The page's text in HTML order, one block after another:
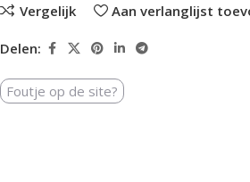
Vergelijk Aan verlanglijst
Delen:
Foutje op de site?